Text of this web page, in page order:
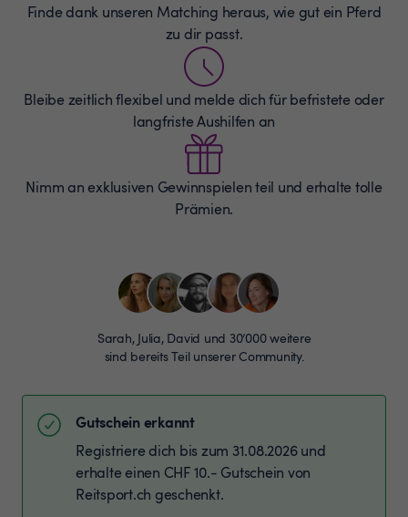
Finde dank unseren Matching heraus, wie gut ein Pferd
zu dir passt.
Bleibe zeitlich flexibel und melde dich für befristete oder
langfriste Aushilfen an
Nimm an exklusiven Gewinnspielen teil und erhalte tolle
Prämien.
Sarah, Julia, David und 30’000 weitere
sind bereits Teil unserer Community.
Gutschein erkannt
Registriere dich bis zum 31.08.2026 und
erhalte einen CHF 10.- Gutschein von
Reitsport.ch geschenkt.